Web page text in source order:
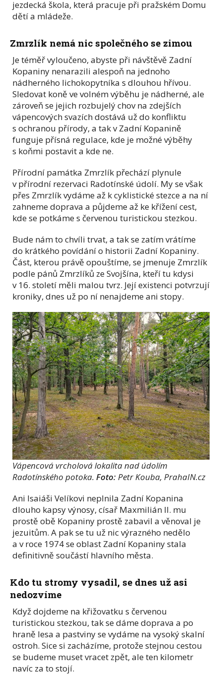
jezdecká škola, která pracuje při pražském Domu
dětí a mládeže.
Zmrzlík nemá nic společného se zimou
Je téměř vyloučeno, abyste při návštěvě Zadní
Kopaniny nenarazili alespoň na jednoho
nádherného lichokopytníka s dlouhou hřívou.
Sledovat koně ve volném výběhu je nádherné, ale
zároveň se jejich rozbujelý chov na zdejších
vápencových svazích dostává už do konfliktu
s ochranou přírody, a tak v Zadní Kopanině
funguje přísná regulace, kde je možné výběhy
s koňmi postavit a kde ne.
Přírodní památka Zmrzlík přechází plynule
v přírodní rezervaci Radotínské údolí. My se však
přes Zmrzlík vydáme až k cyklistické stezce a na ní
zahneme doprava a půjdeme až ke křížení cest,
kde se potkáme s červenou turistickou stezkou.
Bude nám to chvíli trvat, a tak se zatím vrátíme
do krátkého povídání o historii Zadní Kopaniny.
Část, kterou právě opouštíme, se jmenuje Zmrzlík
podle pánů Zmrzlíků ze Svojšína, kteří tu kdysi
v 16. století měli malou tvrz. Její existenci potvrzují
kroniky, dnes už po ní nenajdeme ani stopy.
Vápencová vrcholová lokalita nad údolím
Radotínského potoka. Foto: Petr Kouba, PrahaIN.cz
Ani Isaiáši Velíkovi neplnila Zadní Kopanina
dlouho kapsy výnosy, císař Maxmilián II. mu
prostě obě Kopaniny prostě zabavil a věnoval je
jezuitům. A pak se tu už nic výrazného nedělo
a v roce 1974 se oblast Zadní Kopaniny stala
definitivně součástí hlavního města.
Kdo tu stromy vysadil, se dnes už asi
nedozvíme
Když dojdeme na křižovatku s červenou
turistickou stezkou, tak se dáme doprava a po
hraně lesa a pastviny se vydáme na vysoký skalní
ostroh. Sice si zacházíme, protože stejnou cestou
se budeme muset vracet zpět, ale ten kilometr
navíc za to stojí.